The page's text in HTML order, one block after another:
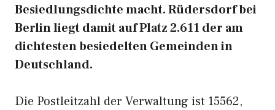
Besiedlungsdichte macht. Rüdersdorf bei
Berlin liegt damit auf Platz 2.611 der am
dichtesten besiedelten Gemeinden in
Deutschland.
Die Postleitzahl der Verwaltung ist 15562,